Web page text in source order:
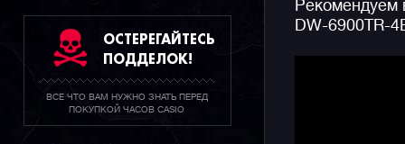
ОСТЕРЕГАЙТЕСЬ
ПОДДЕЛОК!
ВСЕ ЧТО ВАМ НУЖНО ЗНАТЬ ПЕРЕД
ПОКУПКОЙ ЧАСОВ CASIO
эти
Рекомендуем
DW-6900TR-